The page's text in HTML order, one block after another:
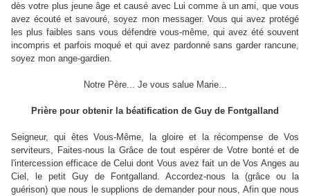
dès votre plus jeune âge et causé avec Lui comme à un ami, que vous
avez écouté et savouré, soyez mon messager. Vous qui avez protégé
les plus faibles sans vous défendre vous-même, qui avez été souvent
incompris et parfois moqué et qui avez pardonné sans garder rancune,
soyez mon ange-gardien.
Notre Père... Je vous salue Marie...
Prière pour obtenir la béatification de Guy de Fontgalland
Seigneur, qui êtes Vous-Même, la gloire et la récompense de Vos
serviteurs, Faites-nous la Grâce de tout espérer de Votre bonté et de
l'intercession efficace de Celui dont Vous avez fait un de Vos Anges au
Ciel, le petit Guy de Fontgalland. Accordez-nous la (grâce ou la
guérison) que nous le supplions de demander pour nous, Afin que nous